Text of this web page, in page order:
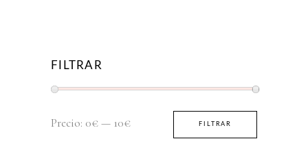
FILTRAR
Precio
Precio
FILTRAR
Precio: 0€— 10€